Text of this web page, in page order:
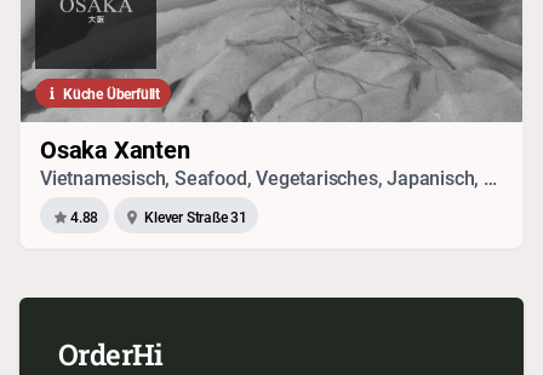
Küche Überfüllt
Osaka Xanten
Vietnamesisch, Seafood, Vegetarisches, Japanisch, Chinesisch, Sushi
4.88 Klever Straße 31
OrderHi